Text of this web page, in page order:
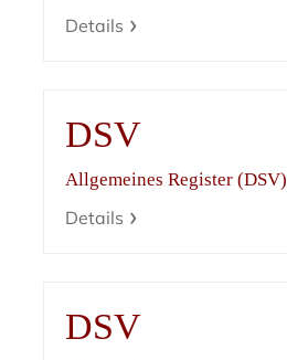
Details
DSV
Allgemeines Register (DSV)
Details
DSV